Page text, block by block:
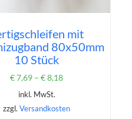
mit
80x50mm
10 Stück
€7,69 –€8,18
inkl. MwSt.
zzgl.Versandkosten